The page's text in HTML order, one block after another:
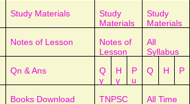
Study Materials
Study
Materials
Study
Materials
Notes of Lesson
Notes of
Lesson
All
Syllabus
Qn & Ans
Q
y
H
y
P
u
Q H P
Books Download
TNPSC
All Time